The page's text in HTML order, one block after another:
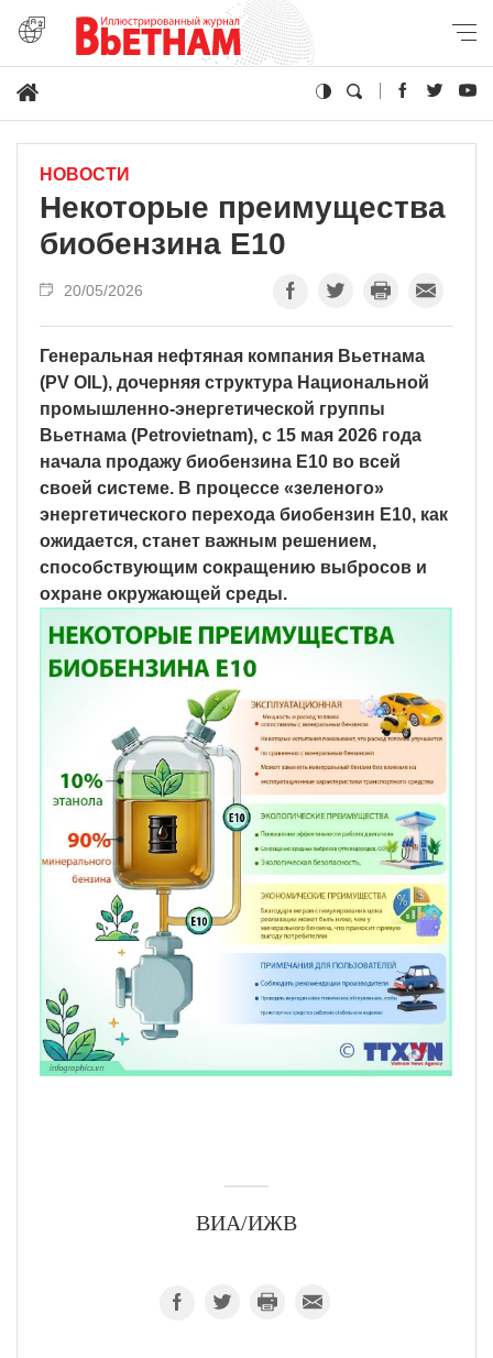
НОВОСТИ
Некоторые преимущества
биобензина E10
20/05/2026
Генеральная нефтяная компания Вьетнама
(PV OIL), дочерняя структура Национальной
промышленно-энергетической группы
Вьетнама (Petrovietnam), с 15 мая 2026 года
начала продажу биобензина E10 во всей
своей системе. В процессе «зеленого»
энергетического перехода биобензин E10, как
ожидается, станет важным решением,
способствующим сокращению выбросов и
охране окружающей среды.
ВИА/ИЖВ